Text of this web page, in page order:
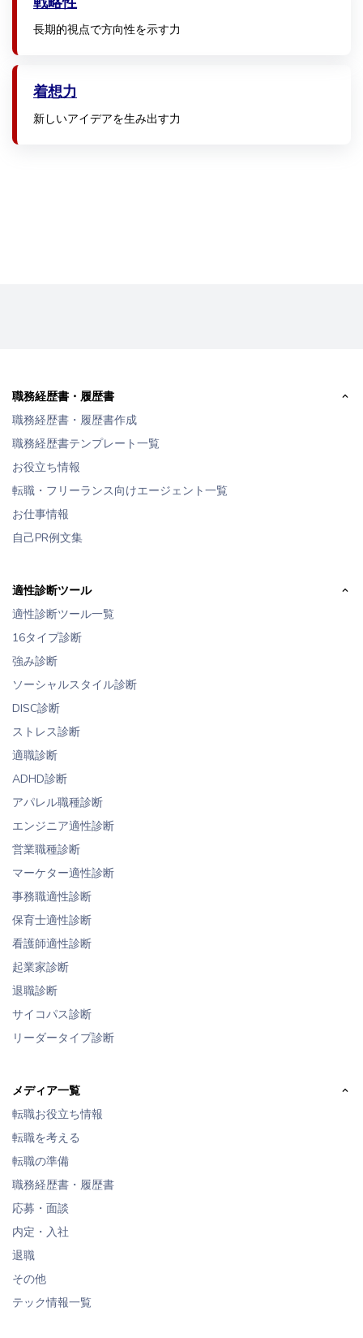
長期的視点で方向性を示す力
着想力
新しいアイデアを生み出す力
職務経歴書・履歴書
職務経歴書・履歴書作成
職務経歴書テンプレート一覧
お役立ち情報
転職・フリーランス向けエージェント一覧
お仕事情報
自己PR例文集
適性診断ツール
適性診断ツール一覧
16タイプ診断
強み診断
ソーシャルスタイル診断
DISC診断
ストレス診断
適職診断
ADHD診断
アパレル職種診断
エンジニア適性診断
営業職種診断
マーケター適性診断
事務職適性診断
保育士適性診断
看護師適性診断
起業家診断
退職診断
サイコパス診断
リーダータイプ診断
メディア一覧
転職お役立ち情報
転職を考える
転職の準備
職務経歴書・履歴書
応募・面談
内定・入社
退職
その他
テック情報一覧